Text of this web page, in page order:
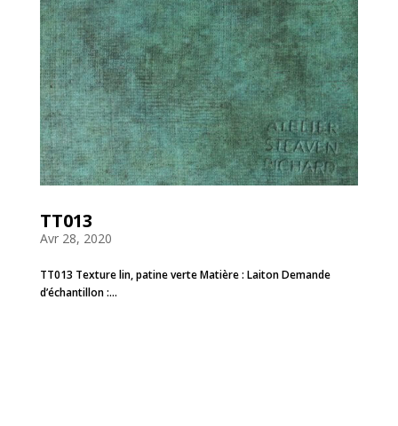
TT013
Avr 28, 2020
TT013 Texture lin, patine verte Matière : Laiton Demande
d’échantillon :...